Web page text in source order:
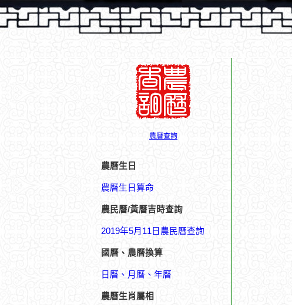
農曆查詢
農曆生日
農曆生日算命
農民曆/黃曆吉時查詢
2019年5月11日農民曆查詢
國曆、農曆換算
日曆、月曆、年曆
農曆生肖屬相